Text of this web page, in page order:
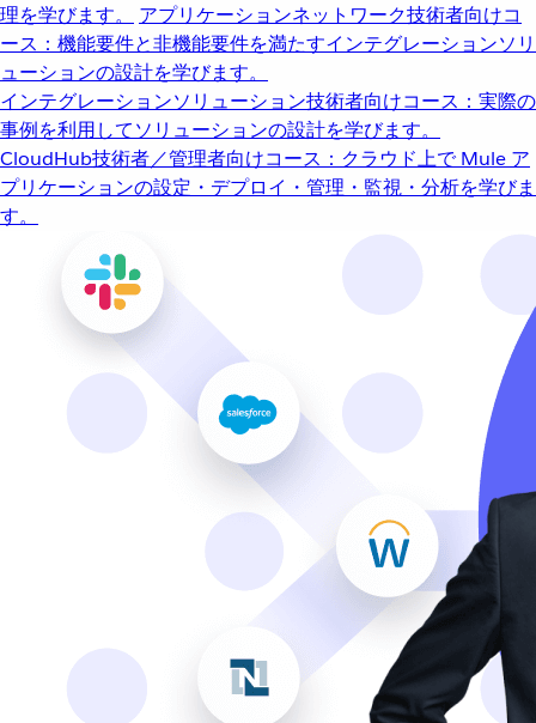
理を学びます。
アプリケーションネットワーク技術者向けコ
ース：機能要件と非機能要件を満たすインテグレーションソリ
ューションの設計を学びます。
インテグレーションソリューション技術者向けコース：実際の
事例を利用してソリューションの設計を学びます。
CloudHub技術者／管理者向けコース：クラウド上で Mule ア
プリケーションの設定・デプロイ・管理・監視・分析を学びま
す。